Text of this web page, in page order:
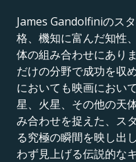
James Gandolfiniのス
格、機知に富んだ知性
体の組み合わせにあり
だけの分野で成功を収
においても映画におい
星、火星、その他の天
み合わせを捉えた、ス
る究極の瞬間を映し出
わず見上げる伝説的な